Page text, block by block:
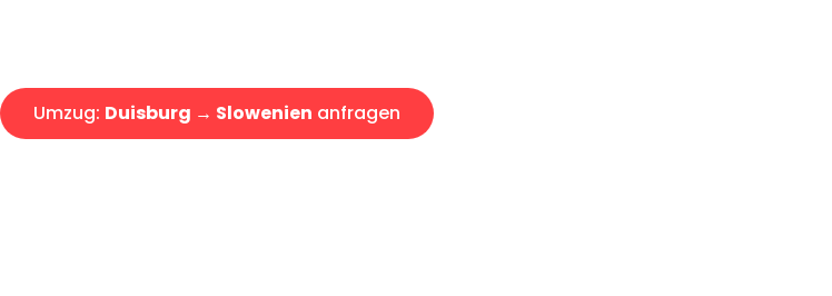
Umzug: Duisburg → Slowenien anfragen